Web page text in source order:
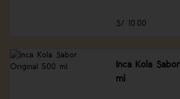
S/ 10.00
Inca Kola
ml